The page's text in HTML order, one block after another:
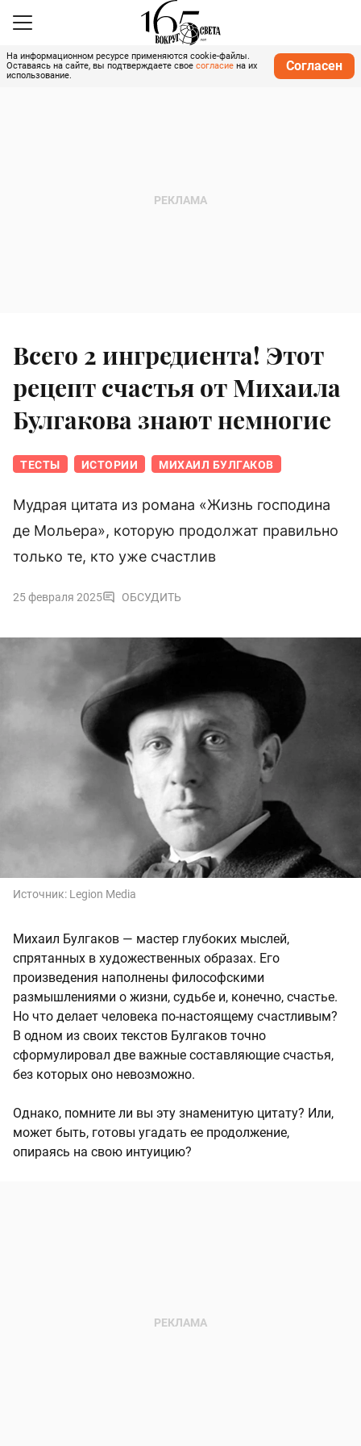
На информационном ресурсе применяются cookie-файлы.
Оставаясь на сайте, вы подтверждаете свое согласие на их
использование.
Согласен
Всего 2 ингредиента! Этот
рецепт счастья от Михаила
Булгакова знают немногие
ТЕСТЫ ИСТОРИИ МИХАИЛ БУЛГАКОВ
Мудрая цитата из романа «Жизнь господина
де Мольера», которую продолжат правильно
только те, кто уже счастлив
25 февраля 2025 ОБСУДИТЬ
Источник: Legion Media
Михаил Булгаков — мастер глубоких мыслей,
спрятанных в художественных образах. Его
произведения наполнены философскими
размышлениями о жизни, судьбе и, конечно, счастье.
Но что делает человека по-настоящему счастливым?
В одном из своих текстов Булгаков точно
сформулировал две важные составляющие счастья,
без которых оно невозможно.
Однако, помните ли вы эту знаменитую цитату? Или,
может быть, готовы угадать ее продолжение,
опираясь на свою интуицию?